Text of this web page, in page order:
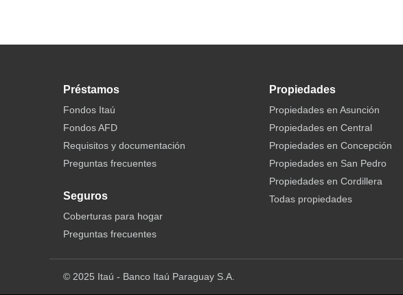
Préstamos
Fondos Itaú
Fondos AFD
Requisitos y documentación
Preguntas frecuentes
Seguros
Coberturas para hogar
Preguntas frecuentes
Propiedades
Propiedades en Asunción
Propiedades en Central
Propiedades en Concepción
Propiedades en San Pedro
Propiedades en Cordillera
Todas propiedades
© 2025 Itaú - Banco Itaú Paraguay S.A.